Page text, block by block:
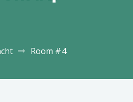
Room #4